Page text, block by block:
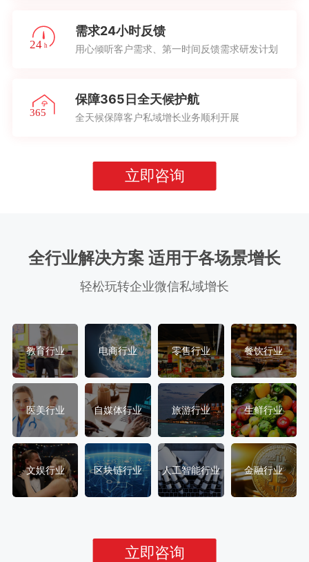
需求24小时反馈
用心倾听客户需求、第一时间反馈需求研发计划
保障365日全天候护航
全天候保障客户私域增长业务顺利开展
立即咨询
全行业解决方案 适用于各场景增长
轻松玩转企业微信私域增长
教育行业 电商行业 零售行业 餐饮行业
医美行业 自媒体行业 旅游行业 生鲜行业
文娱行业 区块链行业 人工智能行业 金融行业
立即咨询